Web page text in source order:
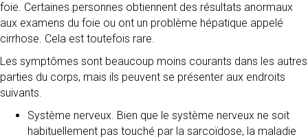
foie. Certaines personnes obtiennent des résultats anormaux
aux examens du foie ou ont un problème hépatique appelé
cirrhose. Cela est toutefois rare.
Les symptômes sont beaucoup moins courants dans les autres
parties du corps, mais ils peuvent se présenter aux endroits
suivants.
Système nerveux. Bien que le système nerveux ne soit
habituellement pas touché par la sarcoïdose, la maladie